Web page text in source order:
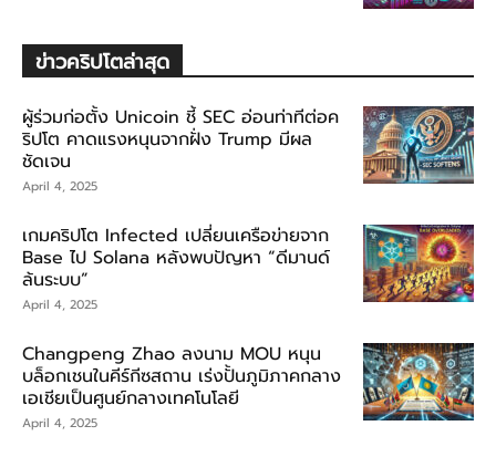
ข่าวคริปโตล่าสุด
ผู้ร่วมก่อตั้ง Unicoin ชี้ SEC อ่อนท่าทีต่อค
ริปโต คาดแรงหนุนจากฝั่ง Trump มีผล
ชัดเจน
April 4, 2025
เกมคริปโต Infected เปลี่ยนเครือข่ายจาก
Base ไป Solana หลังพบปัญหา “ดีมานด์
ล้นระบบ”
April 4, 2025
Changpeng Zhao ลงนาม MOU หนุน
บล็อกเชนในคีร์กีซสถาน เร่งปั้นภูมิภาคกลาง
เอเชียเป็นศูนย์กลางเทคโนโลยี
April 4, 2025